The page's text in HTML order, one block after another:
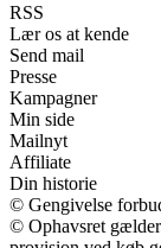
RSS
Lær os at kende
Send mail
Presse
Kampagner
Min side
Mailnyt
Affiliate
Din historie
© Gengivelse
© Ophavsret